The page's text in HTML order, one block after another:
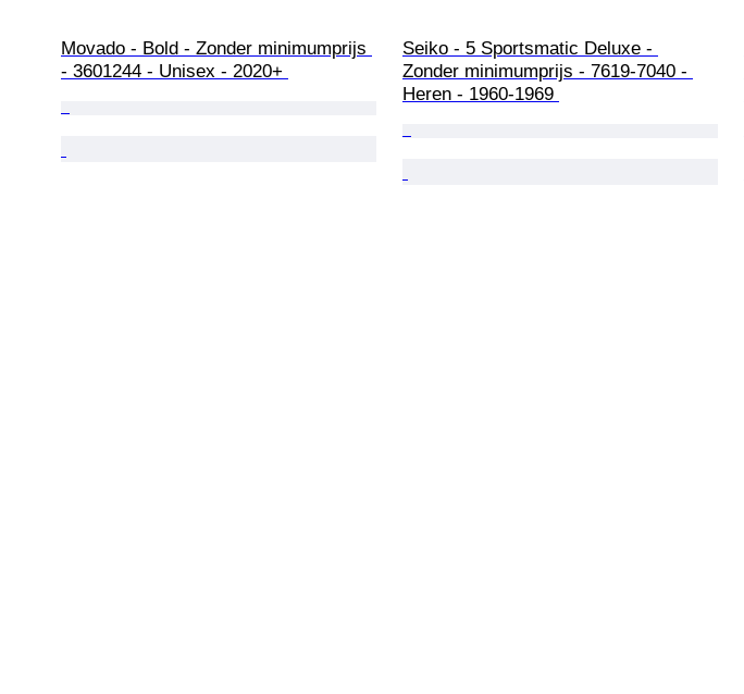
Movado - Bold - Zonder minimumprijs
- 3601244 - Unisex - 2020+
Seiko - 5 Sportsmatic Deluxe -
Zonder minimumprijs - 7619-7040 -
Heren - 1960-1969